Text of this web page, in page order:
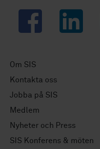
Facebook LinkedIn
Om SIS
Kontakta oss
Jobba på SIS
Medlem
Nyheter och Press
SIS Konferens & möten